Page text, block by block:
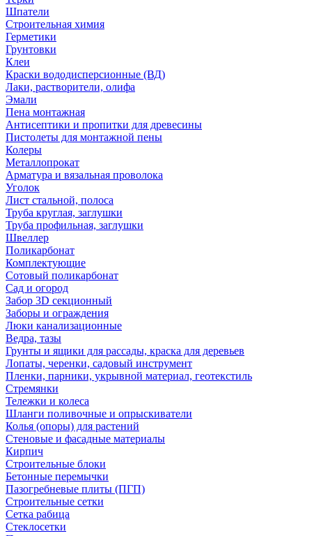
Шпатели
Строительная химия
Герметики
Грунтовки
Клеи
Краски вододисперсионные (ВД)
Лаки, растворители, олифа
Эмали
Пена монтажная
Антисептики и пропитки для древесины
Пистолеты для монтажной пены
Колеры
Металлопрокат
Арматура и вязальная проволока
Уголок
Лист стальной, полоса
Труба круглая, заглушки
Труба профильная, заглушки
Швеллер
Поликарбонат
Комплектующие
Сотовый поликарбонат
Сад и огород
Забор 3D секционный
Заборы и ограждения
Люки канализационные
Ведра, тазы
Грунты и ящики для рассады, краска для деревьев
Лопаты, черенки, садовый инструмент
Пленки, парники, укрывной материал, геотекстиль
Стремянки
Тележки и колеса
Шланги поливочные и опрыскиватели
Колья (опоры) для растений
Стеновые и фасадные материалы
Кирпич
Строительные блоки
Бетонные перемычки
Пазогребневые плиты (ПГП)
Строительные сетки
Сетка рабица
Стеклосетки